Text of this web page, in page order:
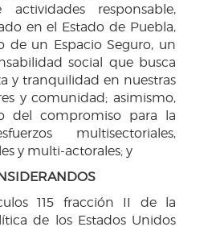
responsable,
en el Estado de Puebla,
de un Espacio Seguro, un
social que busca
y tranquilidad en nuestras
y comunidad; asimismo,
del compromiso para la
multisectoriales,
y multi-actorales; y
115 fracción II de la
de los Estados Unidos